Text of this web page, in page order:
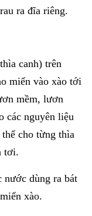
ra đĩa riêng.
canh) trên
miến vào xào tới
mềm, lươn
các nguyên liệu
cho từng thìa
tơi.
nước dùng ra bát
xào.